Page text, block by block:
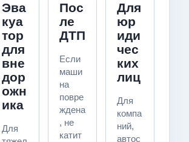
Эва
куа
тор
для
вне
дор
ожн
ика
Для
Пос
ле
ДТП
Если
маши
на
повре
ждена
, не
катит
Для
юр
иди
чес
ких
лиц
Для
компа
ний,
автос